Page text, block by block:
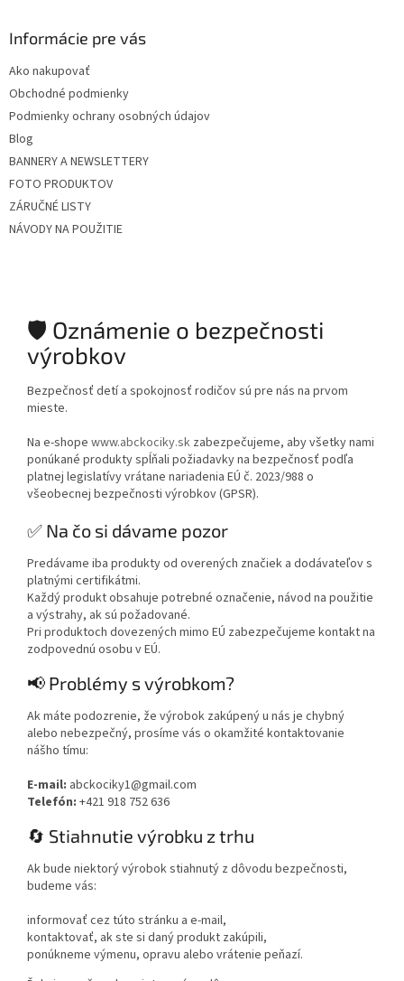
Informácie pre vás
Ako nakupovať
Obchodné podmienky
Podmienky ochrany osobných údajov
Blog
BANNERY A NEWSLETTERY
FOTO PRODUKTOV
ZÁRUČNÉ LISTY
NÁVODY NA POUŽITIE
🛡️ Oznámenie o bezpečnosti
výrobkov
Bezpečnosť detí a spokojnosť rodičov sú pre nás na prvom
mieste.
Na e-shope www.abckociky.sk zabezpečujeme, aby všetky nami
ponúkané produkty spĺňali požiadavky na bezpečnosť podľa
platnej legislatívy vrátane nariadenia EÚ č. 2023/988 o
všeobecnej bezpečnosti výrobkov (GPSR).
✅ Na čo si dávame pozor
Predávame iba produkty od overených značiek a dodávateľov s
platnými certifikátmi.
Každý produkt obsahuje potrebné označenie, návod na použitie
a výstrahy, ak sú požadované.
Pri produktoch dovezených mimo EÚ zabezpečujeme kontakt na
zodpovednú osobu v EÚ.
📢 Problémy s výrobkom?
Ak máte podozrenie, že výrobok zakúpený u nás je chybný
alebo nebezpečný, prosíme vás o okamžité kontaktovanie
nášho tímu:
E-mail: abckociky1@gmail.com
Telefón: +421 918 752 636
🔄 Stiahnutie výrobku z trhu
Ak bude niektorý výrobok stiahnutý z dôvodu bezpečnosti,
budeme vás:
informovať cez túto stránku a e-mail,
kontaktovať, ak ste si daný produkt zakúpili,
ponúkneme výmenu, opravu alebo vrátenie peňazí.